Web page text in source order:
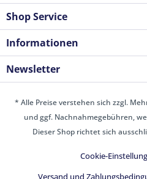
Shop Service
Informationen
Newsletter
* Alle Preise verstehen sich zzgl.
und ggf. Nachnahmegebühren,
Dieser Shop richtet sich
Cookie-
Versand und